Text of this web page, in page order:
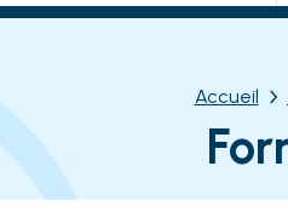
Accueil